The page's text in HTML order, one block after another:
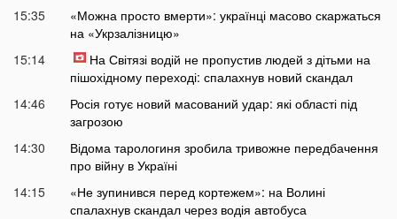
15:35
«Можна просто вмерти»: українці масово скаржаться
на «Укрзалізницю»
15:14
На Світязі водій не пропустив людей з дітьми на
пішохідному переході: спалахнув новий скандал
14:46
Росія готує новий масований удар: які області під
загрозою
14:30
Відома тарологиня зробила тривожне передбачення
про війну в Україні
14:15
«Не зупинився перед кортежем»: на Волині
спалахнув скандал через водія автобуса